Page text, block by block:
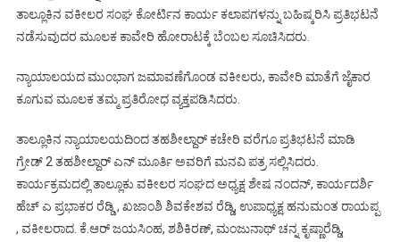
ತಾಲ್ಲೂಕಿನ ವಕೀಲರ ಸಂಘ ಕೋರ್ಟಿನ ಕಾರ್ಯ ಕಲಾಪಗಳನ್ನು ಬಹಿಷ್ಕರಿಸಿ ಪ್ರತಿಭಟನೆ
ನಡೆಸುವುದರ ಮೂಲಕ ಕಾವೇರಿ ಹೋರಾಟಕ್ಕೆ ಬೆಂಬಲ ಸೂಚಿಸಿದರು.
ನ್ಯಾಯಾಲಯದ ಮುಂಭಾಗ ಜಮಾವಣೆಗೊಂಡ ವಕೀಲರು, ಕಾವೇರಿ ಮಾತೆಗೆ ಜೈಕಾರ
ಕೂಗುವ ಮೂಲಕ ತಮ್ಮ ಪ್ರತಿರೋಧ ವ್ಯಕ್ತಪಡಿಸಿದರು.
ತಾಲ್ಲೂಕಿನ ನ್ಯಾಯಾಲಯದಿಂದ ತಹಶೀಲ್ದಾರ್ ಕಚೇರಿ ವರೆಗೂ ಪ್ರತಿಭಟನೆ ಮಾಡಿ
ಗ್ರೇಡ್ 2 ತಹಶೀಲ್ದಾರ್ ಎನ್ ಮೂರ್ತಿ ಅವರಿಗೆ ಮನವಿ ಪತ್ರ ಸಲ್ಲಿಸಿದರು.
ಕಾರ್ಯಕ್ರಮದಲ್ಲಿ ತಾಲ್ಲೂಕು ವಕೀಲರ ಸಂಘದ ಅಧ್ಯಕ್ಷ ಶೇಷ ನಂದನ್, ಕಾರ್ಯದರ್ಶಿ
ಹೆಚ್ ಎ ಪ್ರಭಾಕರ ರೆಡ್ಡಿ , ಖಜಾಂಶಿ ಶಿವಕೇಶವ ರೆಡ್ಡಿ, ಉಪಾಧ್ಯಕ್ಷ ಹನುಮಂತ ರಾಯಪ್ಪ
, ವಕೀಲರಾದ. ಕೆ.ಆರ್ ಜಯಸಿಂಹ, ಶಶಿಕಿರಣ್, ಮಂಜುನಾಥ್ ಚನ್ನ ಕೃಷ್ಣಾರೆಡ್ಡಿ,